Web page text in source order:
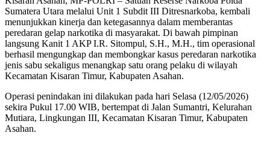
Sumatera Utara melalui Unit 1 Subdit III Ditresnarkoba, kembali
menunjukkan kinerja dan ketegasannya dalam memberantas
peredaran gelap narkotika di masyarakat. Di bawah pimpinan
langsung Kanit 1 AKP I.R. Sitompul, S.H., M.H., tim operasional
berhasil mengungkap dan membongkar kasus peredaran narkotika
jenis sabu sekaligus menangkap satu orang pelaku di wilayah
Kecamatan Kisaran Timur, Kabupaten Asahan.
Operasi penindakan ini dilakukan pada hari Selasa (12/05/2026)
sekira Pukul 17.00 WIB, bertempat di Jalan Sumantri, Kelurahan
Mutiara, Lingkungan III, Kecamatan Kisaran Timur, Kabupaten
Asahan.